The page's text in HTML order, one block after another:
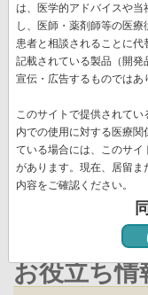
アミロイドPET検
による検査が保
ペ
ー
ジ先
頭
ペ
ー
ジ
« 最初
前
ペ
ー
ジ
‹‹
ー
ジ
ー
ジ
ペ
ー
ジ
新着情報一覧
お役立ち情
は、医学的アドバイスや
し、医師・薬剤師等の医療
患者と相談されることに
記載されている製品（開
宣伝・広告するものではあ
このサイトで提供されて
内での使用に対する医療
ている場合には、このサ
があります。現在、居留
内容をご確認ください。